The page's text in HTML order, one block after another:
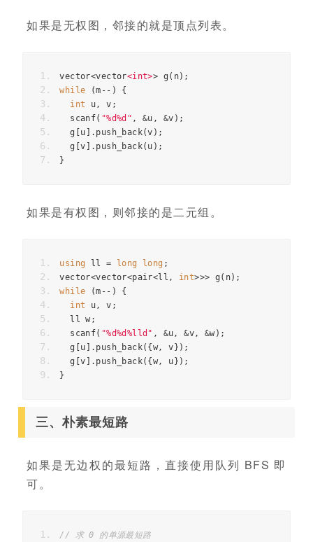
如果是无权图，邻接的就是顶点列表。
vector<vector<int>> g ( n);
while
(m -- )
{
int
u , v ;
scanf( "%d%d" , &u , &v );
g [u ]. push_back(v );
g [v ]. push_back( u );
}
如果是有权图，则邻接的是二元组。
using ll = long long ;
vector<vector<pair<ll , int>>> g ( n);
while
(m -- )
{
int
u , v ;
ll
w ;
scanf( "%d%d%lld" , &u , &v , &w );
g [u ]. push_back({w , v});
g [v ]. push_back({w , u});
}
三、朴素最短路
如果是无边权的最短路，直接使用队列 BFS 即
可。
// 求 0 的单源最短路